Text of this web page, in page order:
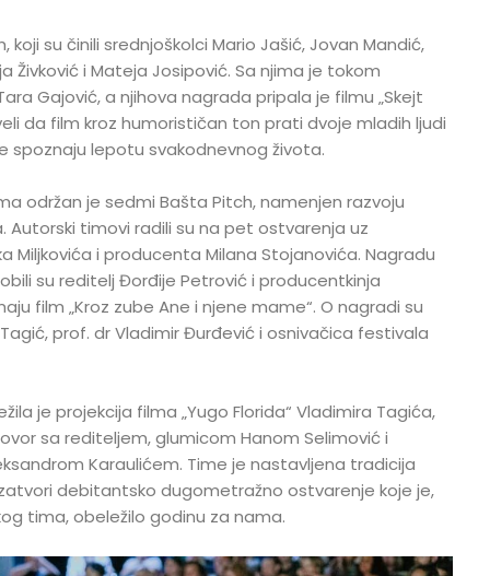
koji su činili srednjoškolci Mario Jašić, Jovan Mandić,
Živković i Mateja Josipović. Sa njima je tokom
Gajović, a njihova nagrada pripala je filmu „Skejt
da film kroz humorističan ton prati dvoje mladih ljudi
spoznaju lepotu svakodnevnog života.
održan je sedmi Bašta Pitch, namenjen razvoju
Autorski timovi radili su na pet ostvarenja uz
Miljkovića i producenta Milana Stojanovića. Nagradu
su reditelj Đorđije Petrović i producentkinja
film „Kroz zube Ane i njene mame“. O nagradi su
prof. dr Vladimir Đurđević i osnivačica festivala
je projekcija filma „Yugo Florida“ Vladimira Tagića,
sa rediteljem, glumicom Hanom Selimović i
Karaulićem. Time je nastavljena tradicija
debitantsko dugometražno ostvarenje koje je,
tima, obeležilo godinu za nama.